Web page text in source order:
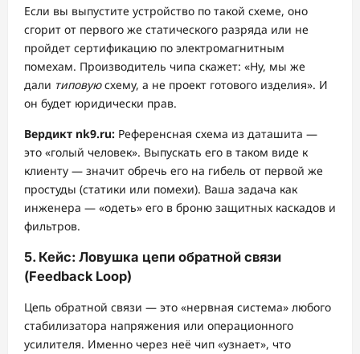
Если вы выпустите устройство по такой схеме, оно
сгорит от первого же статического разряда или не
пройдет сертификацию по электромагнитным
помехам. Производитель чипа скажет: «Ну, мы же
дали типовуюсхему, а не проект готового изделия». И
он будет юридически прав.
Вердикт nk9.ru: Референсная схема из даташита —
это «голый человек». Выпускать его в таком виде к
клиенту — значит обречь его на гибель от первой же
простуды (статики или помехи). Ваша задача как
инженера — «одеть» его в броню защитных каскадов и
фильтров.
5. Кейс: Ловушка цепи обратной связи
(Feedback Loop)
Цепь обратной связи — это «нервная система» любого
стабилизатора напряжения или операционного
усилителя. Именно через неё чип «узнает», что